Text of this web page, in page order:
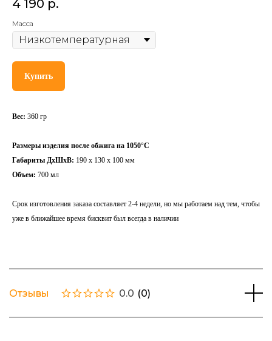
4 190 р.
Масса
Купить
Вес: 360 гр
Размеры изделия после обжига на 1050°С
Габариты ДхШхВ: 190 х 130 х 100 мм
Объем: 700 мл
Срок изготовления заказа составляет 2-4 недели, но мы работаем над тем, чтобы
уже в ближайшее время бисквит был всегда в наличии
Отзывы 0.0 (0)